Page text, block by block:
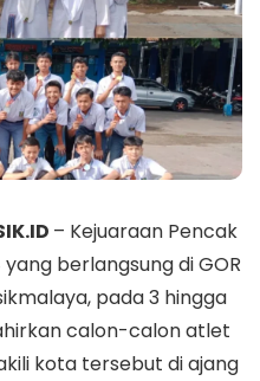
– Kejuaraan Pencak
yang berlangsung di GOR
pada 3 hingga
calon-calon atlet
kota tersebut di ajang